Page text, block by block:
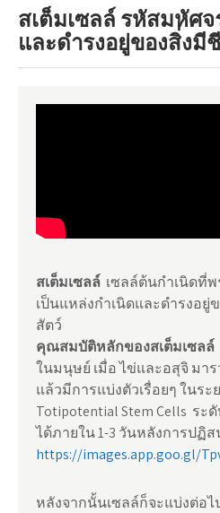
สเต็มเซลล์ รหัสมหัศ
และดำรงอยู่ของสิ่งมี
สเต็มเซลล์ เซลล์ต้นกำเนิดที่
เป็นแหล่งกำเนิดและดำรงอ
สัตว์
คุณสมบัติหลักของสเต็มเซลล์
ในมนุษย์ เมื่อ ไข่และอสุจิ มา
แล้วมีการแบ่งตัวเรื่อยๆ ในระ
Totipotential Stem Cells ร
ได้ภายใน 1-3 วันหลังการปฏิ
https://images.app.goo.gl/
หลังจากนั้นเซลล์ก็จะแบ่งต่อ